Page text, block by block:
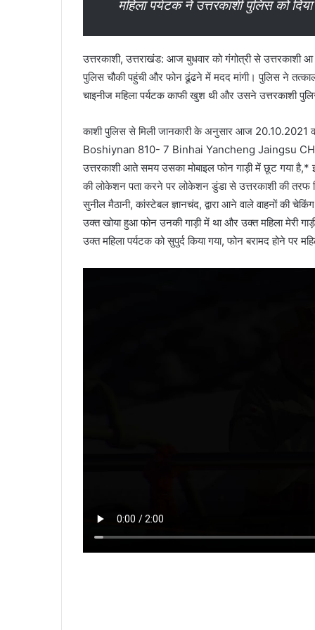
महिला पर्यटक ने उत्तरकाशी पुलिस को
उत्तरकाशी, उत्तराखंड: आज बुधवार को गंगोत्री से उत्तरकाशी
पुलिस चौकी पहुंची और फोन ढूंढने में मदद मांगी। पुलिस ने
चाइनीज महिला पर्यटक काफी खुश थी और उसने उत्तरकाशी
काशी पुलिस से मिली जानकारी के अनुसार आज
Boshiynan 810- 7 Binhai Yancheng Jaingsu
उत्तरकाशी आते समय उसका मोबाइल फोन गाड़ी में छूट गया
की लोकेशन पता करने पर लोकेशन डुंडा से उत्तरकाशी की तरफ
सुनील मैठानी, कांस्टेबल ज्ञानचंद, द्वारा आने वाले वाहनों की
उक्त खोया हुआ फोन उनकी गाड़ी में था और उक्त महिला मेरी
उक्त महिला पर्यटक को सुपुर्द किया गया, फोन बरामद होने पर